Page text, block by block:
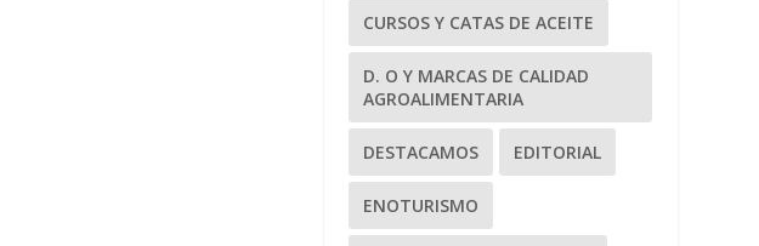
CURSOS Y CATAS DE ACEITE
D. O Y MARCAS DE CALIDAD
AGROALIMENTARIA
DESTACAMOS EDITORIAL
ENOTURISMO